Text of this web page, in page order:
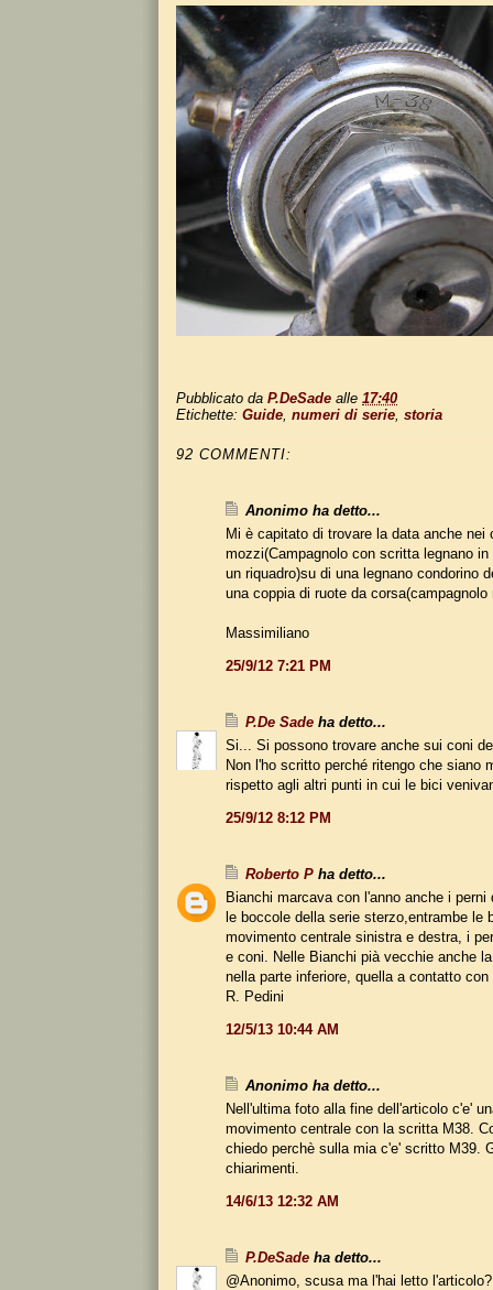
Pubblicato da P.DeSade alle 17:40
Etichette: Guide numeri di serie storia
92 COMMENTI:
Anonimo ha detto...
Mi è capitato di trovare la data anche nei
mozzi(Campagnolo con scritta legnano
un riquadro)su di una legnano condorino
una coppia di ruote da corsa(campagnolo
Massimiliano
25/9/12 7:21 PM
P.De Sade ha detto...
Si... Si possono trovare anche sui coni
Non l'ho scritto perché ritengo che siano
rispetto agli altri punti in cui le bici
25/9/12 8:12 PM
Roberto P ha detto...
Bianchi marcava con l'anno anche i perni
le boccole della serie sterzo,entrambe le
movimento centrale sinistra e destra, i
e coni. Nelle Bianchi pià vecchie anche
nella parte inferiore, quella a contatto con
R. Pedini
12/5/13 10:44 AM
Anonimo ha detto...
Nell'ultima foto alla fine dell'articolo c'e'
movimento centrale con la scritta M38.
chiedo perchè sulla mia c'e' scritto M39.
chiarimenti.
14/6/13 12:32 AM
P.DeSade ha detto...
@Anonimo, scusa ma l'hai letto